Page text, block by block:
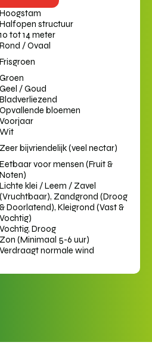
Hoogstam
Halfopen structuur
10 tot 14 meter
Rond / Ovaal
Frisgroen
Groen
Geel / Goud
Bladverliezend
Opvallende bloemen
Voorjaar
Wit
Zeer bijvriendelijk (veel nectar)
Eetbaar voor mensen (Fruit &
Noten)
Lichte klei / Leem / Zavel
(Vruchtbaar), Zandgrond (Droog
& Doorlatend), Kleigrond (Vast &
Vochtig)
Vochtig, Droog
Zon (Minimaal 5-6 uur)
Verdraagt normale wind